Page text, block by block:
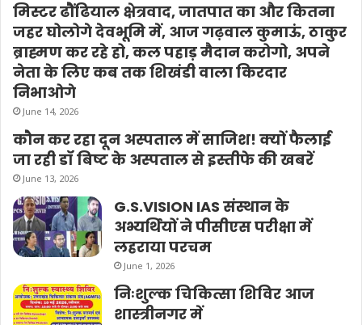
मिस्टर ढौंढियाल क्षेत्रवाद, जातपात का और कितना
जहर घोलोगे देवभूमि में, आज गढ़वाल कुमाऊं, ठाकुर
ब्राह्मण कर रहे हो, कल पहाड़ मैदान करोगो, अपने
नेता के लिए कब तक शिखंडी वाला किरदार
निभाओगे
June 14, 2026
कौन कर रहा दून अस्पताल में साजिश! क्यों फैलाई
जा रही डॉ बिष्ट के अस्पताल से इस्तीफे की खबरें
June 13, 2026
G.S.VISION IAS संस्थान के
अभ्यर्थियों ने पीसीएस परीक्षा में
लहराया परचम
June 1, 2026
निःशुल्क चिकित्सा शिविर आज
शास्त्रीनगर में